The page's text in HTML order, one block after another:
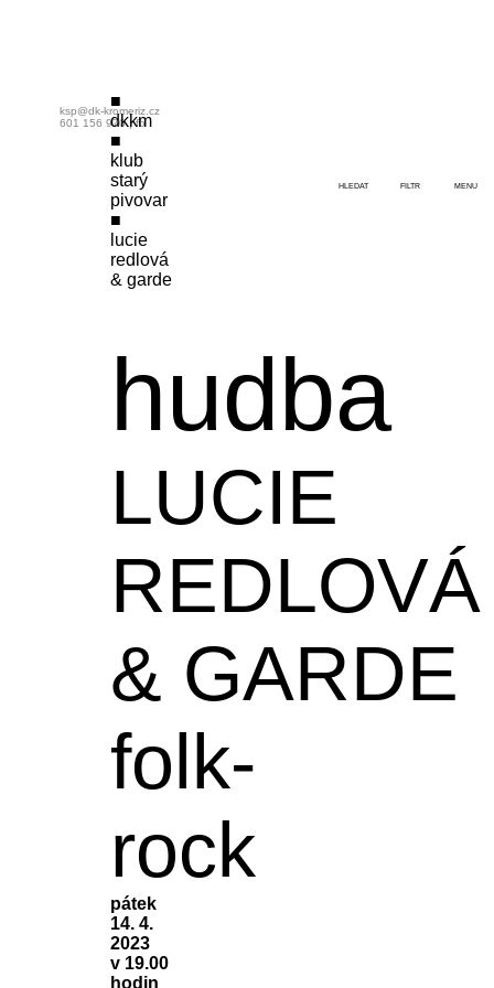
dkkm
klub
starý
pivovar
lucie
redlová
& garde
hudba
LUCIE
REDLOVÁ
& GARDE
folk-
rock
pátek
14. 4.
2023
v 19.00
hodin
ksp@dk-kromeriz.cz
601 156 970 | fb
HLEDAT FILTR MENU